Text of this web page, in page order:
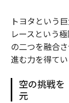
トヨタという
レースという
の二つを融合
進む力を得てい
空の挑戦を
元